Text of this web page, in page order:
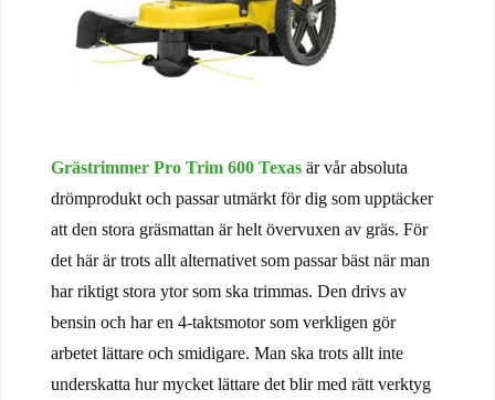
Grästrimmer Pro Trim 600 Texas är vår absoluta
drömprodukt och passar utmärkt för dig som upptäcker
att den stora gräsmattan är helt övervuxen av gräs. För
det här är trots allt alternativet som passar bäst när man
har riktigt stora ytor som ska trimmas. Den drivs av
bensin och har en 4-taktsmotor som verkligen gör
arbetet lättare och smidigare. Man ska trots allt inte
underskatta hur mycket lättare det blir med rätt verktyg